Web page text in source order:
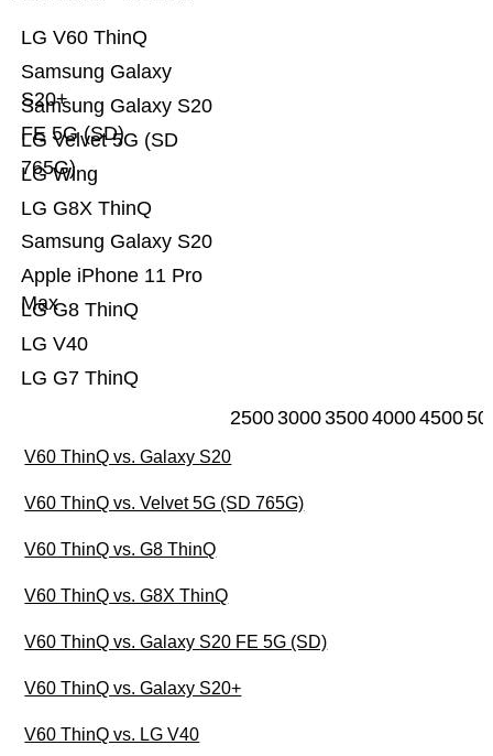
LG G7 ThinQ
LG V40
LG G8 ThinQ
Apple iPhone 11 Pro
Max
Samsung Galaxy S20
LG G8X ThinQ
LG Wing
LG Velvet 5G (SD
765G)
Samsung Galaxy S20
FE 5G (SD)
Samsung Galaxy
S20+
LG V60 ThinQ
25003000350040004500
V60 ThinQ vs. Galaxy S20
V60 ThinQ vs. Velvet 5G (SD 765G)
V60 ThinQ vs. G8 ThinQ
V60 ThinQ vs. G8X ThinQ
V60 ThinQ vs. Galaxy S20 FE 5G (SD)
V60 ThinQ vs. Galaxy S20+
V60 ThinQ vs. LG V40